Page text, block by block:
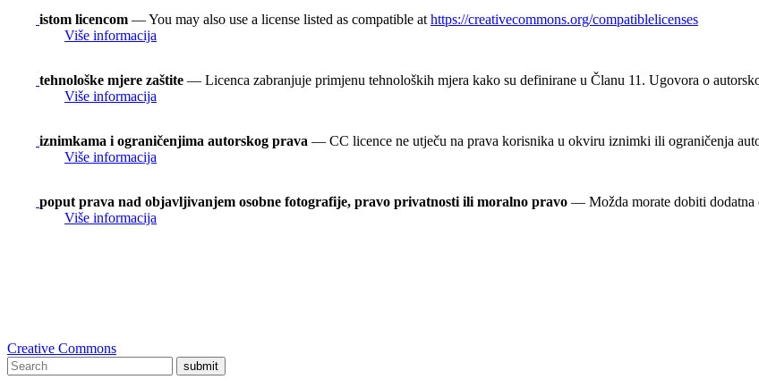
istom licencom — You may also use a license listed as compatible at https://creativecommons.org/compatiblelicenses
Više informacija
tehnološke mjere zaštite — Licenca zabranjuje primjenu tehnoloških mjera kako su definirane u Članu 11. Ugovora o
Više informacija
iznimkama i ograničenjima autorskog prava — CC licence ne utječu na prava korisnika u okviru iznimki ili ograničenja
Više informacija
poput prava nad objavljivanjem osobne fotografije, pravo privatnosti ili moralno pravo — Možda morate dobiti dodatna
Više informacija
Creative Commons
submit